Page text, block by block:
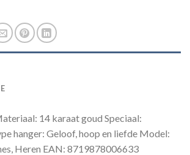
14 karaat goud Speciaal:
hanger: Geloof, hoop en liefde Model:
Heren EAN: 8719878006633